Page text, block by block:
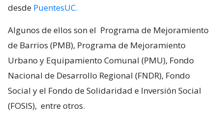
desde PuentesUC.
Algunos de ellos son el Programa de Mejoramiento
de Barrios (PMB), Programa de Mejoramiento
Urbano y Equipamiento Comunal (PMU), Fondo
Nacional de Desarrollo Regional (FNDR), Fondo
Social y el Fondo de Solidaridad e Inversión Social
(FOSIS), entre otros.